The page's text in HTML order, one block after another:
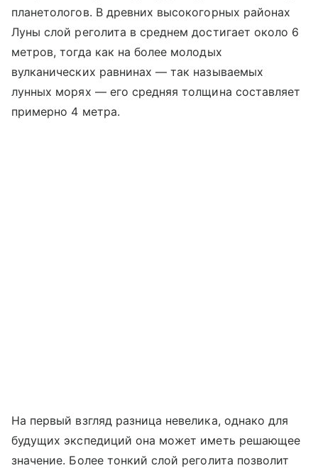
планетологов. В древних высокогорных районах
Луны слой реголита в среднем достигает около 6
метров, тогда как на более молодых
вулканических равнинах — так называемых
лунных морях — его средняя толщина составляет
примерно 4 метра.
На первый взгляд разница невелика, однако для
будущих экспедиций она может иметь решающее
значение. Более тонкий слой реголита позволит